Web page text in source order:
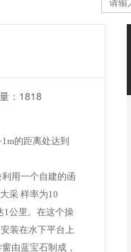
：1818
1m的距离处达到
用一个自建的函
采 样率为10
1公里。在这个操
装在水下平台上
由蓝宝石制成，